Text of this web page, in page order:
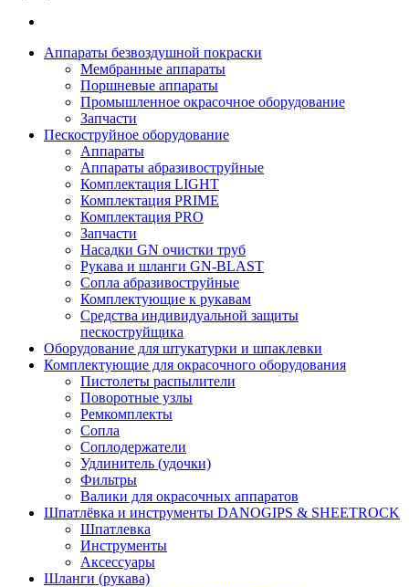
Аппараты безвоздушной покраски
Мембранные аппараты
Поршневые аппараты
Промышленное окрасочное оборудование
Запчасти
Пескоструйное оборудование
Аппараты
Аппараты абразивоструйные
Комплектация LIGHT
Комплектация PRIME
Комплектация PRO
Запчасти
Насадки GN очистки труб
Рукава и шланги GN-BLAST
Сопла абразивоструйные
Комплектующие к рукавам
Средства индивидуальной защиты
пескоструйщика
Оборудование для штукатурки и шпаклевки
Комплектующие для окрасочного оборудования
Пистолеты распылители
Поворотные узлы
Ремкомплекты
Сопла
Соплодержатели
Удлинитель (удочки)
Фильтры
Валики для окрасочных аппаратов
Шпатлёвка и инструменты DANOGIPS & SHEETROCK
Шпатлевка
Инструменты
Аксессуары
Шланги (рукава)